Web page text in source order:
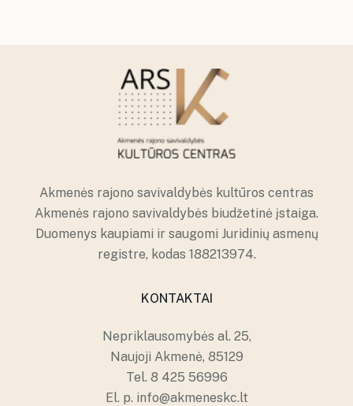
Akmenės rajono savivaldybės kultūros centras
Akmenės rajono savivaldybės biudžetinė įstaiga.
Duomenys kaupiami ir saugomi Juridinių asmenų
registre, kodas 188213974.
KONTAKTAI
Nepriklausomybės al. 25,
Naujoji Akmenė, 85129
Tel. 8 425 56996
El. p. info@akmeneskc.lt